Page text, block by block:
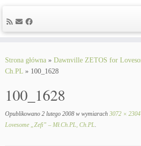
content
Strona główna » Dawnville ZETOS for
Ch.PL » 100_1628
100_1628
Opublikowano 2 lutego 2008 w wymiarach 3072 × 2304
Lovesome „Zefi” – Mł.Ch.PL, Ch.PL.